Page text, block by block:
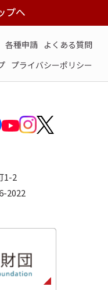
各種申請 よくある質問
プライバシーポリシー
1-2
2022